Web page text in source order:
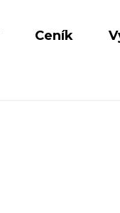
Ceník